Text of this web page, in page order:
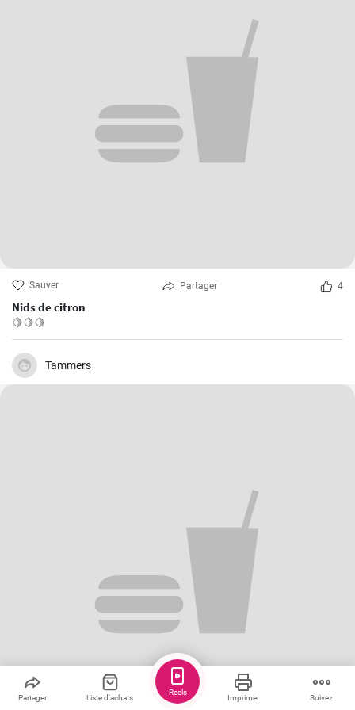
Sauver Partager 4
Nids de citron
🍋🍋🍋
Tammers
Partager Liste d'achats Imprimer Suivez
Reels